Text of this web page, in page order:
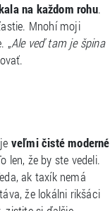
na každom rohu.
Mnohí moji
„Ale veď tam je špina
veľmi čisté moderné
len, že by ste vedeli.
ak taxík nemá
že lokálni rikšáci